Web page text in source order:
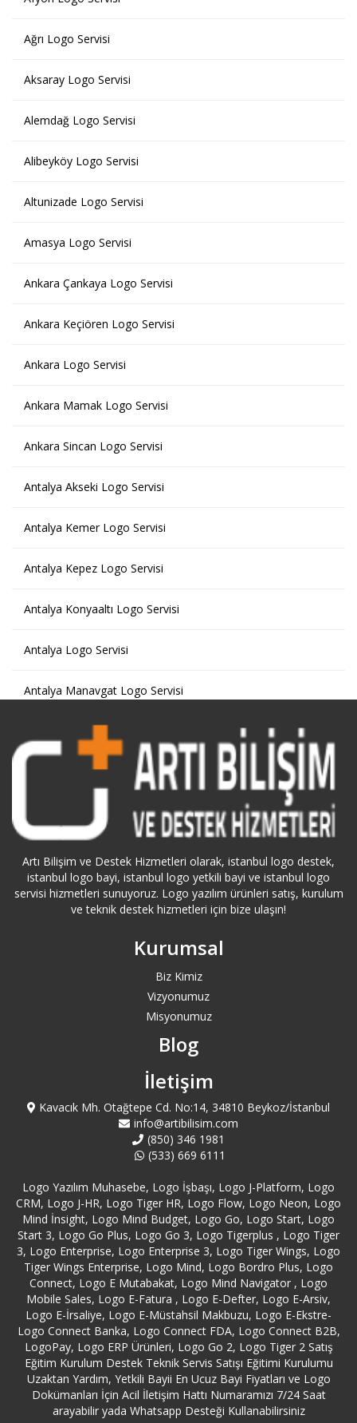
Ağrı Logo Servisi
Aksaray Logo Servisi
Alemdağ Logo Servisi
Alibeyköy Logo Servisi
Altunizade Logo Servisi
Amasya Logo Servisi
Ankara Çankaya Logo Servisi
Ankara Keçiören Logo Servisi
Ankara Logo Servisi
Ankara Mamak Logo Servisi
Ankara Sincan Logo Servisi
Antalya Akseki Logo Servisi
Antalya Kemer Logo Servisi
Antalya Kepez Logo Servisi
Antalya Konyaaltı Logo Servisi
Antalya Logo Servisi
Antalya Manavgat Logo Servisi
Artvin Logo Servisi
Ataşehir Logo Servisi
Aydın Logo Servisi
Bağdat Caddesi Logo Servisi
Balıkesir Bandırma Logo Servisi
Balıkesir Edremit Logo Servisi
Balıkesir Erdek Logo Servisi
Balıkesir Logo Servisi
Bartın Logo Servisi
Batman Logo Servisi
Bayburt Logo Servisi
Artı Bilişim ve Destek Hizmetleri olarak, istanbul logo destek,
istanbul logo bayi, istanbul logo yetkili bayi ve istanbul logo
servisi hizmetleri sunuyoruz. Logo yazılım ürünleri satış, kurulum
ve teknik destek hizmetleri için bize ulaşın!
Kurumsal
Biz Kimiz
Vizyonumuz
Misyonumuz
Blog
İletişim
Kavacık Mh. Otağtepe Cd. No:14, 34810 Beykoz/İstanbul
info@artibilisim.com
(850) 346 1981
(533) 669 6111
Logo Yazılım Muhasebe, Logo İşbaşı, Logo J-Platform, Logo
CRM, Logo J-HR, Logo Tiger HR, Logo Flow, Logo Neon, Logo
Mind İnsight, Logo Mind Budget, Logo Go, Logo Start, Logo
Start 3, Logo Go Plus, Logo Go 3, Logo Tigerplus , Logo Tiger
3, Logo Enterprise, Logo Enterprise 3, Logo Tiger Wings, Logo
Tiger Wings Enterprise, Logo Mind, Logo Bordro Plus, Logo
Connect, Logo E Mutabakat, Logo Mind Navigator , Logo
Mobile Sales, Logo E-Fatura , Logo E-Defter, Logo E-Arsiv,
Logo E-İrsaliye, Logo E-Müstahsil Makbuzu, Logo E-Ekstre-
Logo Connect Banka, Logo Connect FDA, Logo Connect B2B,
LogoPay, Logo ERP Ürünleri, Logo Go 2, Logo Tiger 2 Satış
Eğitim Kurulum Destek Teknik Servis Satışı Eğitimi Kurulumu
Uzaktan Yardım, Yetkili Bayii En Ucuz Bayi Fiyatları ve Logo
Dokümanları İçin Acil İletişim Hattı Numaramızı 7/24 Saat
arayabilir yada Whatsapp Desteği Kullanabilirsiniz